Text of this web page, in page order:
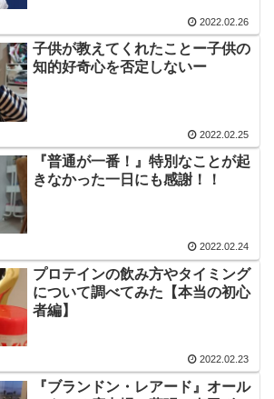
2022.02.26
子供が教えてくれたことー子供の
知的好奇心を否定しないー
2022.02.25
『普通が一番！』特別なことが起
きなかった一日にも感謝！！
2022.02.24
プロテインの飲み方やタイミング
について調べてみた【本当の初心
者編】
2022.02.23
『ブランドン・レアード』オール